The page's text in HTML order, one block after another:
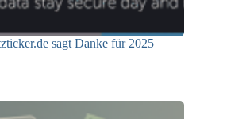
sagt Danke für 2025